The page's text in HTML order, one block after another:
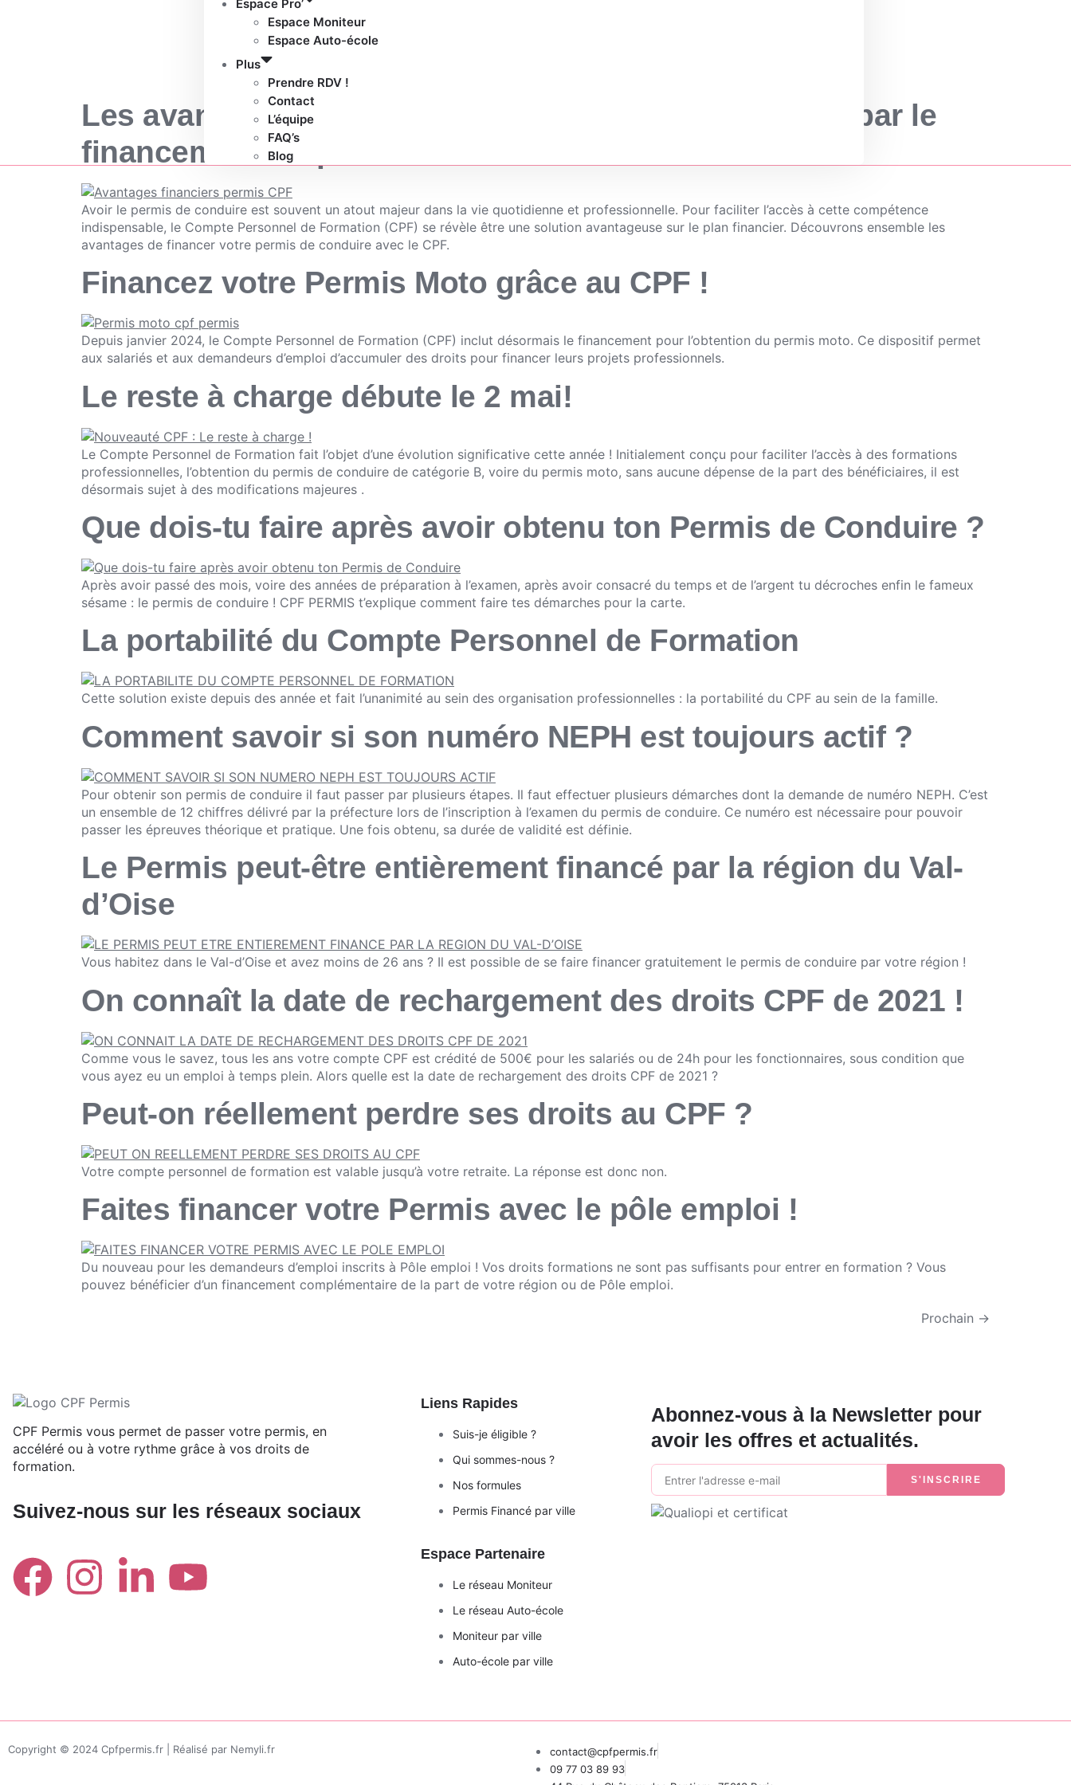
Espace Pro’
Espace Moniteur
Espace Auto-école
Plus
Prendre RDV !
Contact
L’équipe
FAQ’s
Blog
Les avantages financiers et les opportunités offertes par le
financement du permis de conduire avec le CPF
Avoir le permis de conduire est souvent un atout majeur dans la vie quotidienne et professionnelle. Pour faciliter l’accès à cette compétence
indispensable, le Compte Personnel de Formation (CPF) se révèle être une solution avantageuse sur le plan financier. Découvrons ensemble les
avantages de financer votre permis de conduire avec le CPF.
Financez votre Permis Moto grâce au CPF !
Depuis janvier 2024, le Compte Personnel de Formation (CPF) inclut désormais le financement pour l’obtention du permis moto. Ce dispositif permet
aux salariés et aux demandeurs d’emploi d’accumuler des droits pour financer leurs projets professionnels.
Le reste à charge débute le 2 mai!
Le Compte Personnel de Formation fait l’objet d’une évolution significative cette année ! Initialement conçu pour faciliter l’accès à des formations
professionnelles, l’obtention du permis de conduire de catégorie B, voire du permis moto, sans aucune dépense de la part des bénéficiaires, il est
désormais sujet à des modifications majeures .
Que dois-tu faire après avoir obtenu ton Permis de Conduire ?
Après avoir passé des mois, voire des années de préparation à l’examen, après avoir consacré du temps et de l’argent tu décroches enfin le fameux
sésame : le permis de conduire ! CPF PERMIS t’explique comment faire tes démarches pour la carte.
La portabilité du Compte Personnel de Formation
Cette solution existe depuis des année et fait l’unanimité au sein des organisation professionnelles : la portabilité du CPF au sein de la famille.
Comment savoir si son numéro NEPH est toujours actif ?
Pour obtenir son permis de conduire il faut passer par plusieurs étapes. Il faut effectuer plusieurs démarches dont la demande de numéro NEPH. C’est
un ensemble de 12 chiffres délivré par la préfecture lors de l’inscription à l’examen du permis de conduire. Ce numéro est nécessaire pour pouvoir
passer les épreuves théorique et pratique. Une fois obtenu, sa durée de validité est définie.
Le Permis peut-être entièrement financé par la région du Val-
d’Oise
Vous habitez dans le Val-d’Oise et avez moins de 26 ans ? Il est possible de se faire financer gratuitement le permis de conduire par votre région !
On connaît la date de rechargement des droits CPF de 2021 !
Comme vous le savez, tous les ans votre compte CPF est crédité de 500€ pour les salariés ou de 24h pour les fonctionnaires, sous condition que
vous ayez eu un emploi à temps plein. Alors quelle est la date de rechargement des droits CPF de 2021 ?
Peut-on réellement perdre ses droits au CPF ?
Votre compte personnel de formation est valable jusqu’à votre retraite. La réponse est donc non.
Faites financer votre Permis avec le pôle emploi !
Du nouveau pour les demandeurs d’emploi inscrits à Pôle emploi ! Vos droits formations ne sont pas suffisants pour entrer en formation ? Vous
pouvez bénéficier d’un financement complémentaire de la part de votre région ou de Pôle emploi.
Prochain →
CPF Permis vous permet de passer votre permis, en
accéléré ou à votre rythme grâce à vos droits de
formation.
Suivez-nous sur les réseaux sociaux
Liens Rapides
Suis-je éligible ?
Qui sommes-nous ?
Nos formules
Permis Financé par ville
Espace Partenaire
Le réseau Moniteur
Le réseau Auto-école
Moniteur par ville
Auto-école par ville
Abonnez-vous à la Newsletter pour
avoir les offres et actualités.
S'INSCRIRE
Copyright © 2024 Cpfpermis.fr | Réalisé par Nemyli.fr
contact@cpfpermis.fr
09 77 03 89 93